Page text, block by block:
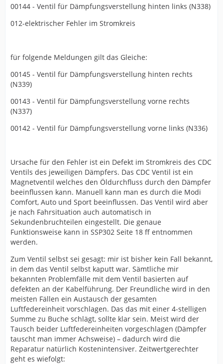
00144 - Ventil für Dämpfungsverstellung hinten links (N338)
012-elektrischer Fehler im Stromkreis
für folgende Meldungen gilt das Gleiche:
00145 - Ventil für Dämpfungsverstellung hinten rechts
(N339)
00143 - Ventil für Dämpfungsverstellung vorne rechts
(N337)
00142 - Ventil für Dämpfungsverstellung vorne links (N336)
Ursache für den Fehler ist ein Defekt im Stromkreis des CDC
Ventils des jeweiligen Dämpfers. Das CDC Ventil ist ein
Magnetventil welches den Öldurchfluss durch den Dämpfer
beeinflussen kann. Manuell kann man es durch die Modi
Comfort, Auto und Sport beeinflussen. Das Ventil wird aber
je nach Fahrsituation auch automatisch in
Sekundenbruchteilen eingestellt. Die genaue
Funktionsweise kann in SSP302 Seite 18 ff entnommen
werden.
Zum Ventil selbst sei gesagt: mir ist bisher kein Fall bekannt,
in dem das Ventil selbst kaputt war. Sämtliche mir
bekannten Problemfälle mit dem Ventil basierten auf
defekten an der Kabelführung. Der Freundliche wird in den
meisten Fällen ein Austausch der gesamten
Luftfedereinheit vorschlagen. Das das mit einer 4-stelligen
Summe zu Buche schlägt, sollte klar sein. Meist wird der
Tausch beider Luftfedereinheiten vorgeschlagen (Dämpfer
tauscht man immer Achsweise) – dadurch wird die
Reparatur natürlich Kostenintensiver. Zeitwertgerechter
geht es wiefolgt: